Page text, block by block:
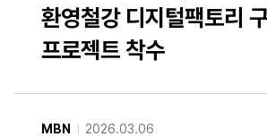
환영철강 디지털팩토리
프로젝트 착수
MBN 2026.03.06